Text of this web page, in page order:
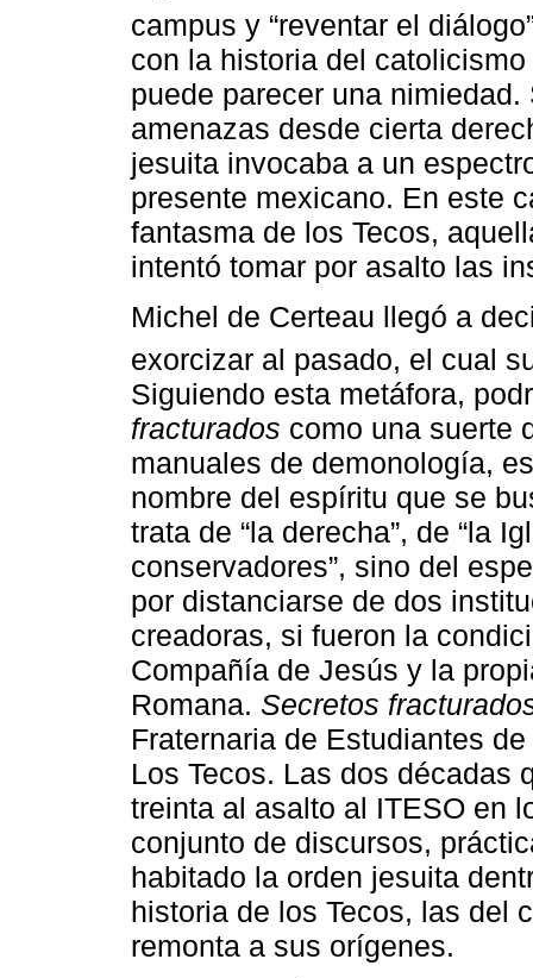
campus y “reventar el
con la historia del
puede parecer una
amenazas desde cierta
jesuita invocaba a un
presente mexicano. En este
fantasma de los Tecos,
intentó tomar por asalto las
Michel de Certeau llegó a
exorcizar al pasado, el cual
Siguiendo esta metáfora,
fracturados como una suerte
manuales de demonología,
nombre del espíritu que se
trata de “la derecha”, de “la
conservadores”, sino del
por distanciarse de dos
creadoras, si fueron la
Compañía de Jesús y la
Romana. Secretos
Fraternaria de Estudiantes
Los Tecos. Las dos décadas
treinta al asalto al ITESO en
conjunto de discursos,
habitado la orden jesuita
historia de los Tecos, las del
remonta a sus orígenes.